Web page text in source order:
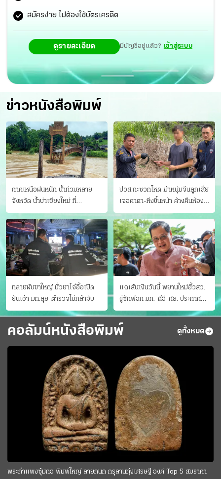
สมัครง่าย ไม่ต้องใช้บัตรเครดิต
ดูรายละเอียด มีบัญชีอยู่แล้ว? เข้าสู่ระบบ
ข่าวหนังสือพิมพ์
ภาคเหนือฝนหนัก น้ำท่วมหลาย
จังหวัด นํ้าบ่าเชียงใหม่ ที่
แม่ฮ่องสอน ซัดสะพานขาด
ปวส.กะซวกโหด ฆ่าหนุ่มจีนลูกเสี่ย
เจอคาตา-หึงขึ้นหน้า ค้างคืนห้อง
แฟนสาว
ทลายผับขาใหญ่ มั่วยาโจ๋อื้อเปิด
ยันเช้า มท.ลุย-ตำรวจไม่กล้าจับ
แฉเส้นเงินวันนี้ พยานใหม่ฮั้วสว.
ขู่ซักฟอก มท.-ดีอี-ศธ. ประกาศ
บัญชีท้องถิ่น
คอลัมน์หนังสือพิมพ์ ดูทั้งหมด
พระกำแพงซุ้มกอ พิมพ์ใหญ่ ลายกนก กรุลานทุ่งเศรษฐี องค์ Top 5 สมราคา